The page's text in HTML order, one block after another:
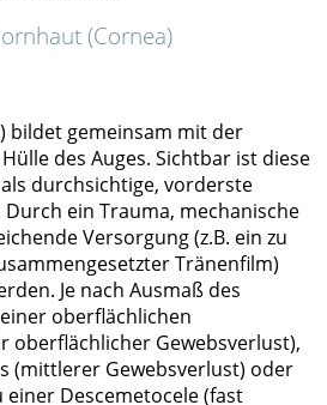
(Cornea)
bildet gemeinsam mit der
des Auges. Sichtbar ist diese
durchsichtige, vorderste
Durch ein Trauma, mechanische
Versorgung (z.B. ein zu
Tränenfilm)
Je nach Ausmaß des
oberflächlichen
oberflächlicher Gewebsverlust),
(mittlerer Gewebsverlust) oder
einer Descemetocele (fast